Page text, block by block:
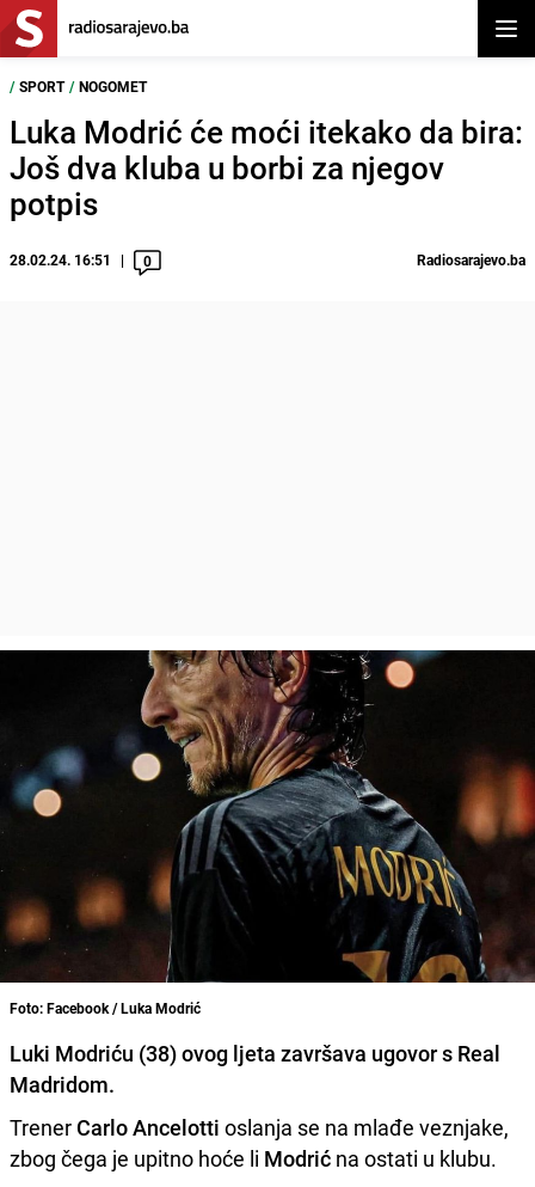
/ SPORT / NOGOMET
Luka Modrić će moći itekako da bira:
Još dva kluba u borbi za njegov
potpis
28.02.24. 16:51 0 Radiosarajevo.ba
Foto: Facebook / Luka Modrić
Luki Modriću (38) ovog ljeta završava ugovor s Real
Madridom.
TrenerCarlo Ancelotti oslanja se na mlađe veznjake,
zbog čega je upitno hoće li Modrić na ostati u klubu.